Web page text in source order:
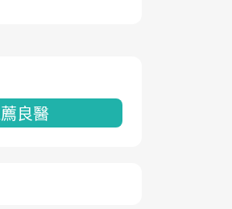
良醫